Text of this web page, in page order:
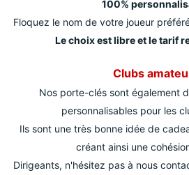
100%
Floquez le nom de votre joueur
Le choix est libre et le tarif
Clubs
Nos porte-clés sont également
personnalisables pour les
Ils sont une très bonne idée de
créant ainsi une
Dirigeants, n'hésitez pas à nous